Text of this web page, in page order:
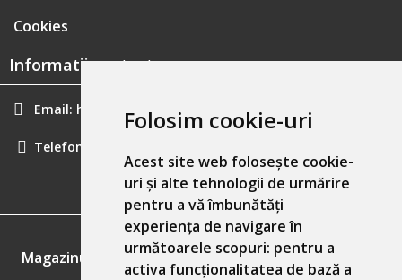
Folosim cookie-uri
Acest site web folosește cookie-
uri și alte tehnologii de urmărire
pentru a vă îmbunătăți
experiența de navigare în
următoarele scopuri: pentru a
activa funcționalitatea de bază a
Cookies
Informatii contact:
Email: hainecomode@gmail.com
Telefon:
GDPR
Magazinul nostru respecta 100% prevederile GDPR.